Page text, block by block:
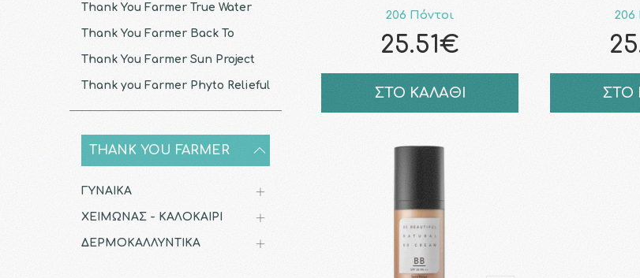
Thank You Farmer True Water
Thank You Farmer Back To
Thank You Farmer Sun Project
Thank you Farmer Phyto Relieful
THANK YOU FARMER
ΓΥΝΑΙΚΑ
ΧΕΙΜΩΝΑΣ - ΚΑΛΟΚΑΙΡΙ
ΔΕΡΜΟΚΑΛΛΥΝΤΙΚΑ
206 Πόντοι
25.51€
ΣΤΟ ΚΑΛΑΘΙ
206
ΣΤΟ